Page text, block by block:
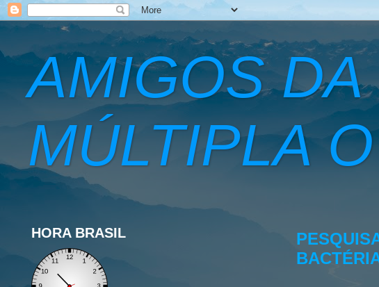
AMIGOS
MÚLTIPLA
HORA BRASIL